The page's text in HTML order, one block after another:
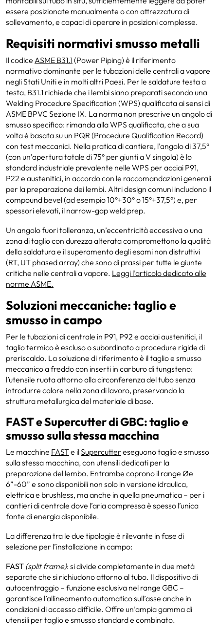
essere posizionate manualmente o con attrezzatura di
sollevamento, e capaci di operare in posizioni complesse.
Requisiti normativi smusso metalli
Il codice ASME B31.1 (Power Piping) è il riferimento
normativo dominante per le tubazioni delle centrali a vapore
negli Stati Uniti e in molti altri Paesi. Per le saldature testa a
testa, B31.1 richiede che i lembi siano preparati secondo una
Welding Procedure Specification (WPS) qualificata ai sensi di
ASME BPVC Sezione IX. La norma non prescrive un angolo di
smusso specifico: rimanda alla WPS qualificata, che a sua
volta è basata su un PQR (Procedure Qualification Record)
con test meccanici. Nella pratica di cantiere, l’angolo di 37,5°
(con un’apertura totale di 75° per giunti a V singola) è lo
standard industriale prevalente nelle WPS per acciai P91,
P22 e austenitici, in accordo con le raccomandazioni generali
per la preparazione dei lembi. Altri design comuni includono il
compound bevel (ad esempio 10°+30° o 15°+37,5°) e, per
spessori elevati, il narrow-gap weld prep.
Un angolo fuori tolleranza, un’eccentricità eccessiva o una
zona di taglio con durezza alterata compromettono la qualità
della saldatura e il superamento degli esami non distruttivi
(RT, UT phased array) che sono di prassi per tutte le giunte
critiche nelle centrali a vapore. Leggi l’articolo dedicato alle
norme ASME.
Soluzioni meccaniche: taglio e
smusso in campo
Per le tubazioni di centrale in P91, P92 e acciai austenitici, il
taglio termico è escluso o subordinato a procedure rigide di
preriscaldo. La soluzione di riferimento è il taglio e smusso
meccanico a freddo con inserti in carburo di tungsteno:
l’utensile ruota attorno alla circonferenza del tubo senza
introdurre calore nella zona di lavoro, preservando la
struttura metallurgica del materiale di base.
FAST e Supercutter di GBC: taglio e
smusso sulla stessa macchina
Le macchine FASTe ilSupercutter eseguono taglio e smusso
sulla stessa macchina, con utensili dedicati per la
preparazione del lembo. Entrambe coprono il range Øe
6”-60” e sono disponibili non solo in versione idraulica,
elettrica e brushless, ma anche in quella pneumatica – per i
cantieri di centrale dove l’aria compressa è spesso l’unica
fonte di energia disponibile.
La differenza tra le due tipologie è rilevante in fase di
selezione per l’installazione in campo:
FAST (split frame): si divide completamente in due metà
separate che si richiudono attorno al tubo. Il dispositivo di
autocentraggio – funzione esclusiva nel range GBC –
garantisce l’allineamento automatico sull’asse anche in
condizioni di accesso difficile. Offre un’ampia gamma di
utensili per taglio e smusso standard e combinato.